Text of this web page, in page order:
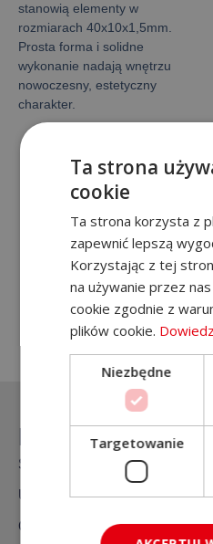
stanowią elementy w
rozmiarach 40x10x1,5mm.
Prosta forma i solidne
wykonanie nadają wnętrzu
nowoczesny, estetyczny
charakter.
Jesteś
ofertą?
+48 788
Na skróty
Strona główna
Usługi
O nas
Ta strona
cookie
Ta strona korzysta z
zapewnić lepszą
Korzystając z tej
na używanie przez
cookie zgodnie z
plików cookie.
Niezbędne
Targetowanie